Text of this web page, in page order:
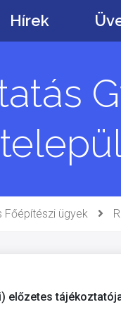
Hírek
Főépítészi ügyek
előzetes